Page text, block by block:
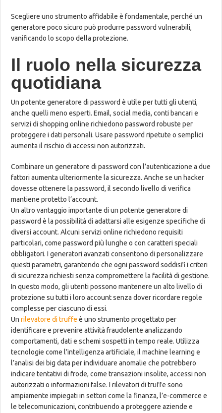
Scegliere uno strumento affidabile è fondamentale, perché un
generatore poco sicuro può produrre password vulnerabili,
vanificando lo scopo della protezione.
Il ruolo nella sicurezza
quotidiana
Un potente generatore di password è utile per tutti gli utenti,
anche quelli meno esperti. Email, social media, conti bancari e
servizi di shopping online richiedono password robuste per
proteggere i dati personali. Usare password ripetute o semplici
aumenta il rischio di accessi non autorizzati.
Combinare un generatore di password con l’autenticazione a due
fattori aumenta ulteriormente la sicurezza. Anche se un hacker
dovesse ottenere la password, il secondo livello di verifica
mantiene protetto l’account.
Un altro vantaggio importante di un potente generatore di
password è la possibilità di adattarsi alle esigenze specifiche di
diversi account. Alcuni servizi online richiedono requisiti
particolari, come password più lunghe o con caratteri speciali
obbligatori. I generatori avanzati consentono di personalizzare
questi parametri, garantendo che ogni password soddisfi i criteri
di sicurezza richiesti senza compromettere la facilità di gestione.
In questo modo, gli utenti possono mantenere un alto livello di
protezione su tutti i loro account senza dover ricordare regole
complesse per ciascuno di essi.
Unrilevatore di truffe è uno strumento progettato per
identificare e prevenire attività fraudolente analizzando
comportamenti, dati e schemi sospetti in tempo reale. Utilizza
tecnologie come l’intelligenza artificiale, il machine learning e
l’analisi dei big data per individuare anomalie che potrebbero
indicare tentativi di frode, come transazioni insolite, accessi non
autorizzati o informazioni false. I rilevatori di truffe sono
ampiamente impiegati in settori come la finanza, l’e-commerce e
le telecomunicazioni, contribuendo a proteggere aziende e